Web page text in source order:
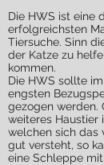
Die HWS ist eine
erfolgreichsten
Tiersuche. Sinn
der Katze zu
kommen.
Die HWS sollte
engsten
gezogen werden.
weiteres Haustier
welchen sich das
gut versteht, so
eine Schleppe